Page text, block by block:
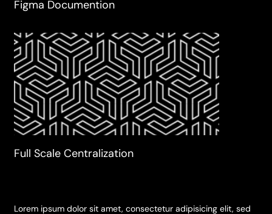
Figma Documention
Full Scale Centralization
Lorem ipsum dolor sit amet, consectetur adipisicing elit, sed